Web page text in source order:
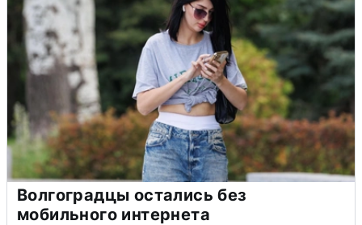
Волгоградцы остались без
мобильного интернета